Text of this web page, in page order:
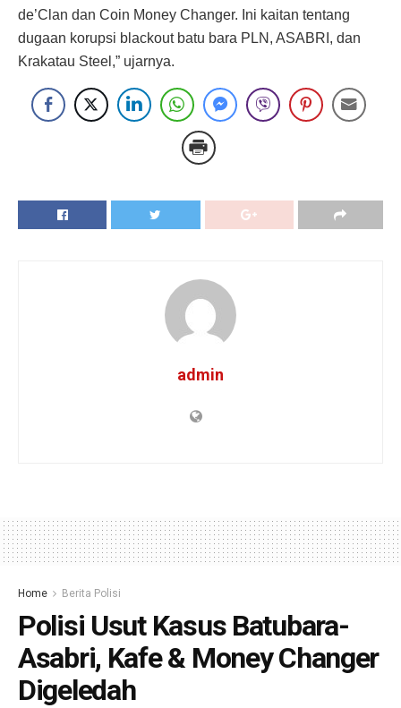
de’Clan dan Coin Money Changer. Ini kaitan tentang
dugaan korupsi blackout batu bara PLN, ASABRI, dan
Krakatau Steel,” ujarnya.
admin
Home Berita Polisi
Polisi Usut Kasus Batubara-
Asabri, Kafe & Money Changer
Digeledah